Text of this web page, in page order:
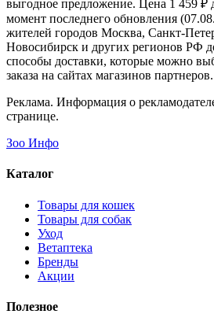
выгодное предложение. Цена 1 459 ₽
момент последнего обновления
жителей городов Москва, Санкт-
Новосибирск и других регионов РФ
способы доставки, которые можно
заказа на сайтах магазинов партнеров.
Реклама. Информация о
странице.
Зоо Инфо
Каталог
Товары для кошек
Товары для собак
Уход
Ветаптека
Бренды
Акции
Полезное